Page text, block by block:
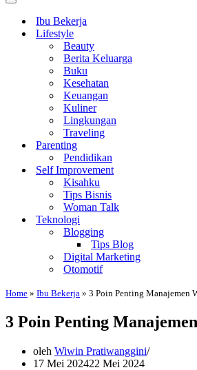
Menu
NavigasiIbu Bekerja
Lifestyle
Beauty
Berita Keluarga
Buku
Kesehatan
Keuangan
Kuliner
Lingkungan
Traveling
Parenting
Pendidikan
Self Improvement
Kisahku
Tips Bisnis
Woman Talk
Teknologi
Blogging
Tips Blog
Digital Marketing
Otomotif
Home » Ibu Bekerja » 3 Poin Penting Manajemen
3 Poin Penting
oleh Wiwin Pratiwanggini
17 Mei 202422 Mei 2024